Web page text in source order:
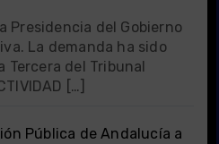
Presidencia del Gobierno
La demanda ha sido
Tercera del Tribunal
[…]
Pública de Andalucía a